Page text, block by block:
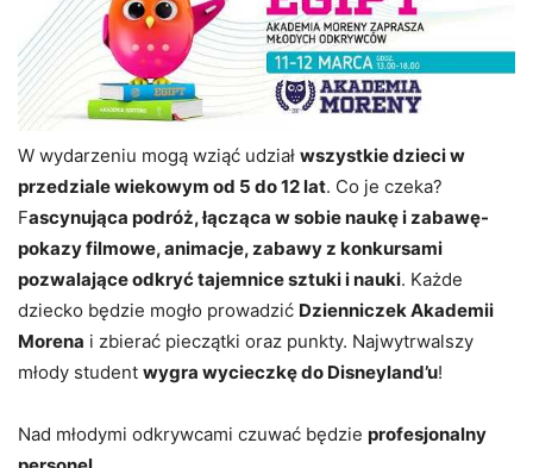
W wydarzeniu mogą wziąć udział wszystkie dzieci w
przedziale wiekowym od 5 do 12 lat. Co je czeka?
Fascynująca podróż, łącząca w sobie naukę i zabawę-
pokazy filmowe, animacje, zabawy z konkursami
pozwalające odkryć tajemnice sztuki i nauki. Każde
dziecko będzie mogło prowadzić Dzienniczek Akademii
Morena i zbierać pieczątki oraz punkty. Najwytrwalszy
młody student wygra wycieczkę do Disneyland’u!
Nad młodymi odkrywcami czuwać będzie profesjonalny